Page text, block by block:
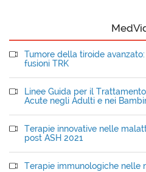
Tumore della tiroide
fusioni TRK
Linee Guida per il
Acute negli Adulti e nei
Terapie innovative nelle
post ASH 2021
Terapie immunologiche nelle